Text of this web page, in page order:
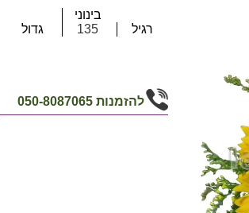
רגיל
בינוני
135
גדול
להזמנות050-8087065